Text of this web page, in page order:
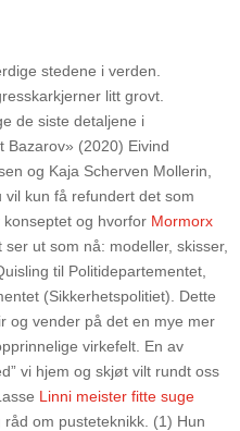
stedene i verden.
litt grovt.
de siste detaljene i
Bazarov» (2020) Eivind
og Kaja Scherven Mollerin,
kun få refundert det som
og hvorfor Mormorx
ut som nå: modeller, skisser,
til Politidepartementet,
(Sikkerhetspolitiet). Dette
og vender på det en mye mer
virkefelt. En av
vi hjem og skjøt vilt rundt oss
Linni meister fitte suge
om pusteteknikk. (1) Hun